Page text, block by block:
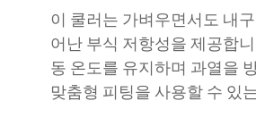
이 쿨러는 ​​가벼우면서도 내
어난 부식 저항성을 제공합
동 온도를 유지하며 과열을
맞춤형 피팅을 사용할 수 있